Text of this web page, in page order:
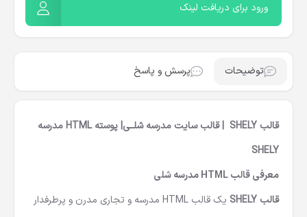
ورود برای دریافت لینک
توضیحات پرسش و پاسخ
قالب SHELY | قالب سایت مدرسه شلــی| پوسته HTML مدرسه
SHELY
معرفی قالب HTML مدرسه شلی
قالب SHELY
یک قالب HTML مدرسه و تجاری مدرن و پرطرفدار